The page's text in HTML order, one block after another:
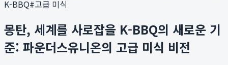
K-BBQ#고급 미식
몽탄, 세계를 사로잡을 K-BBQ의 새로운 기
준: 파운더스유니온의 고급 미식 비전